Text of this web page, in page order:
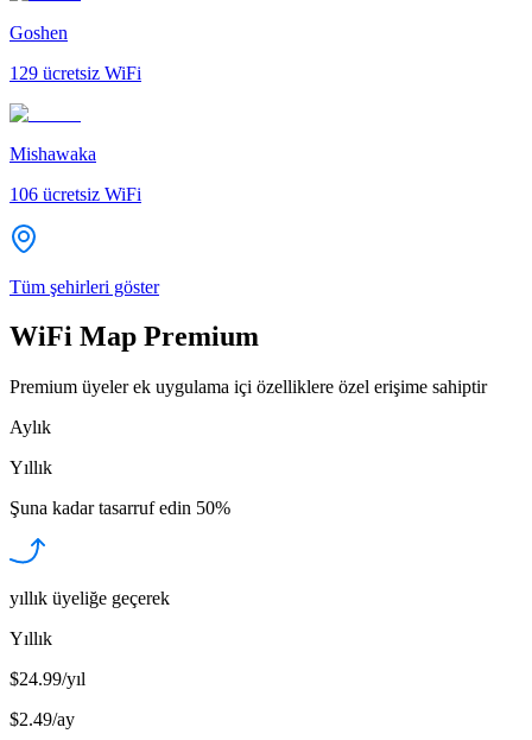
Goshen
129 ücretsiz WiFi
Mishawaka
106 ücretsiz WiFi
Tüm şehirleri göster
WiFi Map Premium
Premium üyeler ek uygulama içi özelliklere özel erişime sahiptir
Aylık
Yıllık
Şuna kadar tasarruf edin 50%
yıllık üyeliğe geçerek
Yıllık
$24.99/yıl
$2.49/ay